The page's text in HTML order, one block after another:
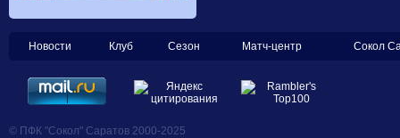
Новости Клуб Сезон Матч-центр Сокол
© ПФК "Сокол" Саратов 2000-2025